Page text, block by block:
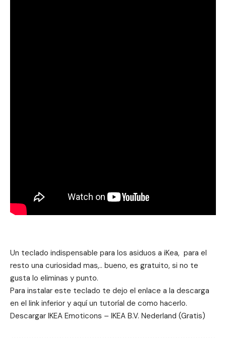
Un teclado indispensable para los asiduos a iKea, para el
resto una curiosidad mas,.. bueno, es gratuito, si no te
gusta lo eliminas y punto.
Para instalar este teclado te dejo el enlace a la descarga
en el link inferior y aquí un tutoríal de como hacerlo.
Descargar IKEA Emoticons – IKEA B.V. Nederland (Gratis)